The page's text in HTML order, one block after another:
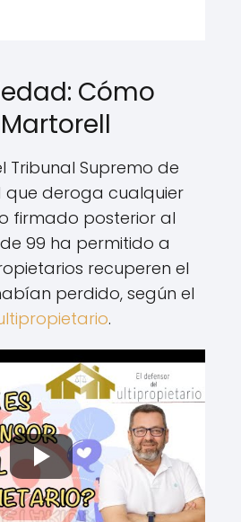
Cómo
Tribunal Supremo de
deroga cualquier
firmado posterior al
99 ha permitido a
recuperen el
perdido, según el
.